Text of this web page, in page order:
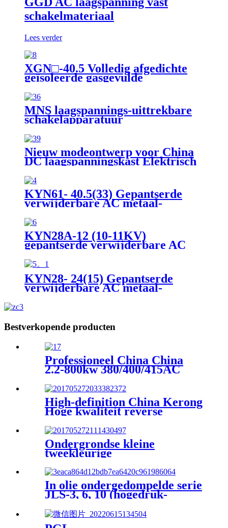
schakelmateriaal
Lees verder
XGN□-40.5 Volledig afgedichte
geïsoleerde gasgevulde
ringnetwerkschakelapparatuur
MNS laagspannings-uittrekbare
schakelapparatuur
Nieuw modeontwerp voor China
DC laagspanningskast Elektrisch
schakelmateriaal voor elektrische
apparatuur
KYN61- 40.5(33) Gepantserde
verwijderbare AC metaal-
omsloten switehgear
KYN28A-12 (10-11KV)
gepantserde verwijderbare AC
metaal-ingesloten switohgear
KYN28- 24(15) Gepantserde
verwijderbare AC metaal-
Bestverkopende producten
Professioneel China China
2.2-800kw 380/400/415AC
voeding:
High-definition China Kerong
Hoge kwaliteit reverse
engineering-services Project
One-stop printplaatontwerp
Lay-outservice en
softwareontwikkeling
Ondergrondse kleine
tweekleurige
identificatieverlichting
In olie ondergedompelde serie
JLS-3, 6, 10 (hogedruk-